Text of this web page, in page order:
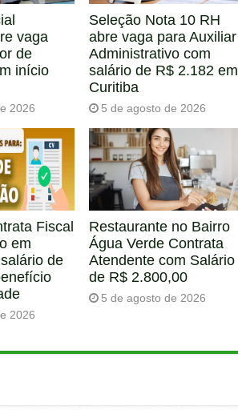
vaga
de
início
2026
Seleção Nota 10 RH
abre vaga para Auxiliar
Administrativo com
salário de R$ 2.182 em
Curitiba
5 de agosto de 2026
Fiscal
em
de
2026
Restaurante no Bairro
Água Verde Contrata
Atendente com Salário
de R$ 2.800,00
5 de agosto de 2026